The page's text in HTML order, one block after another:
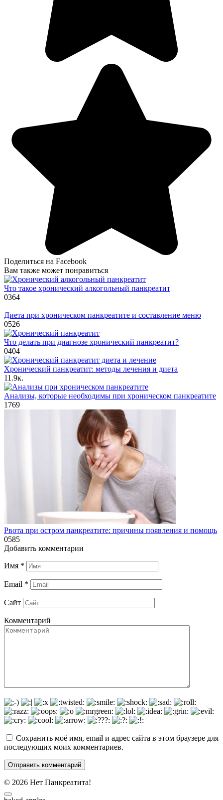
Поделиться на Facebook
Вам также может понравиться
Что такое хронический алкогольный панкреатит
0364
Диета при хроническом панкреатите и составление меню
0526
Что делать при диагнозе хронический панкреатит?
0404
Хронический панкреатит: методы лечения и диета
11.9к.
Анализы, которые необходимы при хроническом панкреатите
1 769
Рвота при остром панкреатите: причины появления и помощь
0585
Добавить комментарии
Имя *
Email *
Сайт
Комментарий
Сохранить моё имя, email и адрес сайта в этом браузере для
последующих моих комментариев.
© 2026 Нет Панкреатита!